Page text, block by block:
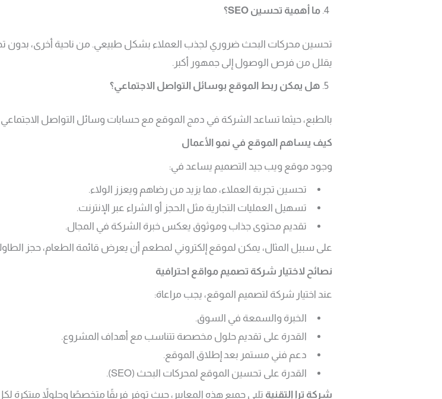
ما أهمية تحسين SEO ؟
يقلل من فرص الوصول إلى جمهور أكبر.
هل يمكن ربط الموقع بوسائل التواصل الاجتماعي؟
بالطبع، حيثما تساعد الشركة في دمج الموقع مع حسابات وسائل التواصل
كيف يساهم الموقع في نمو الأعمال
وجود موقع ويب جيد التصميم يساعد في:
تحسين تجربة العملاء، مما يزيد من رضاهم ويعزز الولاء.
تسهيل العمليات التجارية مثل الحجز أو الشراء عبر الإنترنت.
تقديم محتوى جذاب وموثوق يعكس خبرة الشركة في المجال.
على سبيل المثال، يمكن لموقع إلكتروني لمطعم أن يعرض قائمة الطعام، حجز
نصائح لاختيار شركة تصميم مواقع احترافية
عند اختيار شركة لتصميم الموقع، يجب مراعاة:
الخبرة والسمعة في السوق.
القدرة على تقديم حلول مخصصة تتناسب مع أهداف المشروع.
دعم فني مستمر بعد إطلاق الموقع.
القدرة على تحسين الموقع لمحركات البحث (SEO).
شركة ترا التقنية تلبي جميع هذه المعايير، حيث توفر فريقًا متخصصًا وحلولاً